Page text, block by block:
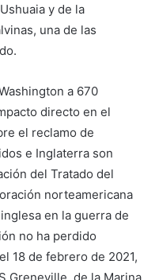
y de la
una de las
a 670
directo en el
el reclamo de
e Inglaterra son
del Tratado del
norteamericana
en la guerra de
no ha perdido
18 de febrero de 2021,